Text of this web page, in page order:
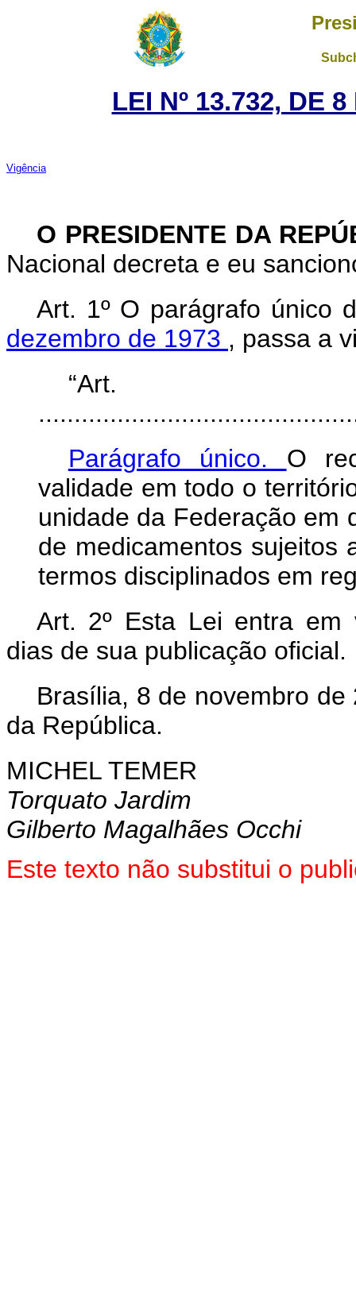
LEI Nº 13.732, DE
Vigência
O PRESIDENTE DA
Nacional decreta e eu
Art. 1º O parágrafo único
dezembro de 1973 , passa a
Parágrafo único. O
validade em todo o
unidade da Federação em
de medicamentos sujeitos
termos disciplinados em
Art. 2º Esta Lei entra em
dias de sua publicação oficial.
Brasília, 8 de novembro de
da República.
MICHEL TEMER
Torquato Jardim
Gilberto Magalhães Occhi
Este texto não substitui o